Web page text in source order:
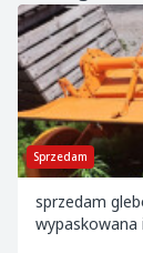
Sprzedam
sprzedam